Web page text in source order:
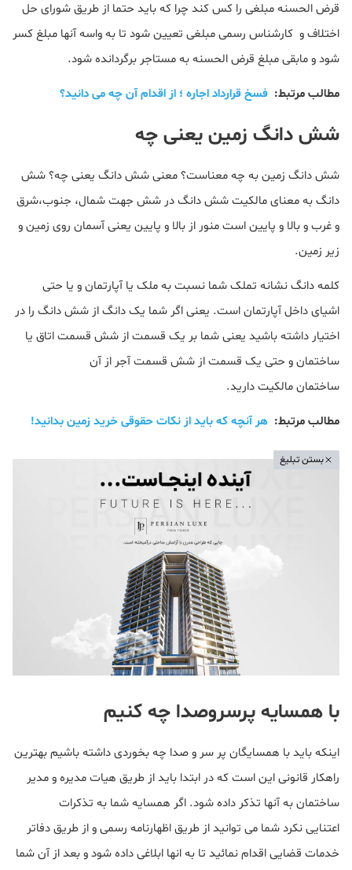
قرض الحسنه مبلغی را کس کند چرا که باید حتما از طریق شورای حل
اختلاف و کارشناس رسمی مبلغی تعیین شود تا به واسه آنها مبلغ کسر
شود و مابقی مبلغ قرض الحسنه به مستاجر برگردانده شود.
مطالب مرتبط: فسخ قرارداد اجاره ؛ از اقدام آن چه می دانید؟
شش دانگ زمین یعنی چه
شش دانگ زمین به چه معناست؟ معنی شش دانگ یعنی چه؟ شش
دانگ به معنای مالکیت شش دانگ در شش جهت شمال، جنوب،شرق
و غرب و بالا و پایین است منور از بالا و پایین یعنی آسمان روی زمین و
زیر زمین.
کلمه دانگ نشانه تملک شما نسبت به ملک یا آپارتمان و یا حتی
اشیای داخل آپارتمان است. یعنی اگر شما یک دانگ از شش دانگ را در
اختیار داشته باشید یعنی شما بر یک قسمت از شش قسمت اتاق یا
ساختمان و حتی یک قسمت از شش قسمت آجر از آن
ساختمان مالکیت دارید.
مطالب مرتبط: هر آنچه که باید از نکات حقوقی خرید زمین بدانید!
بستن تبلیغ
با همسایه پرسروصدا چه کنیم
اینکه باید با همسایگان پر سر و صدا چه بخوردی داشته باشیم بهترین
راهکار قانونی این است که در ابتدا باید از طریق هیات مدیره و مدیر
ساختمان به آنها تذکر داده شود. اگر همسایه شما به تذکرات
اعتنایی نکرد شما می توانید از طریق اظهارنامه رسمی و از طریق دفاتر
خدمات قضایی اقدام نمائید تا به انها ابلاغی داده شود و بعد از آن شما